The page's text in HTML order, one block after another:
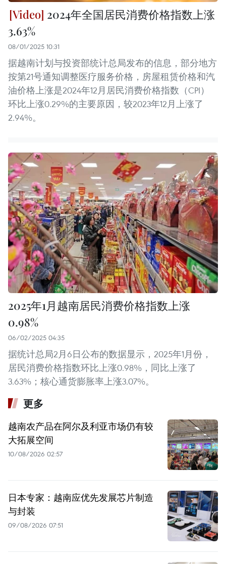
2024年全国居民消费价格指数上涨
3.63%
08/01/2025 10:31
据越南计划与投资部统计总局发布的信息，部分地方
按第21号通知调整医疗服务价格，房屋租赁价格和汽
油价格上涨是2024年12月居民消费价格指数（CPI）
环比上涨0.29%的主要原因，较2023年12月上涨了
2.94%。
2025年1月越南居民消费价格指数上涨
0.98%
06/02/2025 04:35
据统计总局2月6日公布的数据显示，2025年1月份，
居民消费价格指数环比上涨0.98%，同比上涨了
3.63%；核心通货膨胀率上涨3.07%。
更多
越南农产品在阿尔及利亚市场仍有较
大拓展空间
10/08/2026 02:57
日本专家：越南应优先发展芯片制造
与封装
09/08/2026 07:51